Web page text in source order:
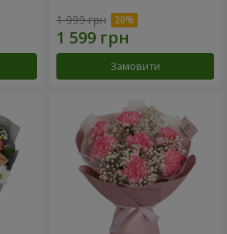
1 999 грн
Замовити